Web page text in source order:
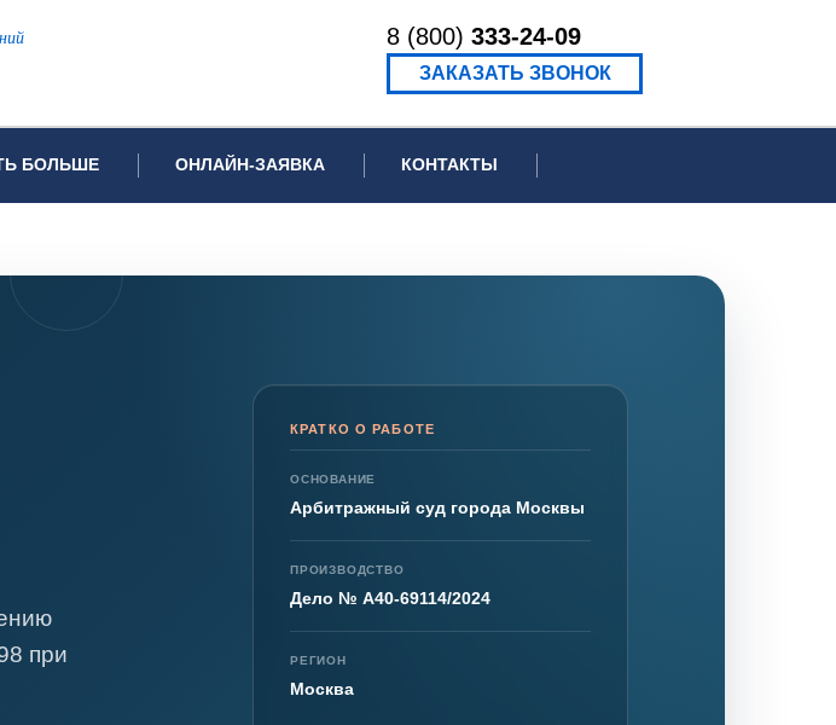
8 (800) 333-24-09
ЗАКАЗАТЬ ЗВОНОК
экспертиза
давности создания документа
БОЛЬШЕ
вопросы
ОНЛАЙН-ЗАЯВКА
Заявка на проведение экспертизы
КОНТАКТЫ
при
КРАТКО О РАБОТЕ
ОСНОВАНИЕ
Арбитражный суд города Москвы
ПРОИЗВОДСТВО
Дело № А40-69114/2024
РЕГИОН
Москва